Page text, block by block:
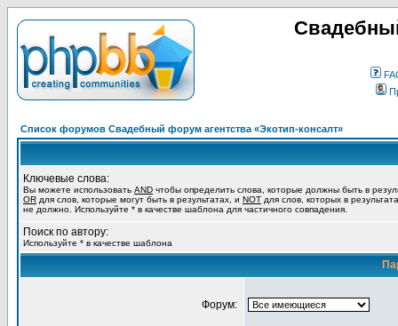
Список форумов Свадебный форум агентства «Экотип-консалт»
Ключевые слова:
Вы можете использовать AND чтобы определить слова, которые должны быть в
OR для слов, которые могут быть в результатах, и NOT для слов, которых в
не должно. Используйте * в качестве шаблона для частичного совпадения.
Поиск по автору:
Используйте * в качестве шаблона
Форум: